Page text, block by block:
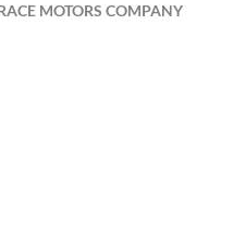
MOTORS COMPANY